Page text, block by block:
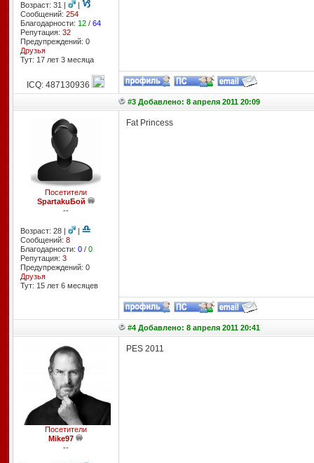
Возраст: 31 |
|
Сообщений: 254
Благодарности: 12/ 64
Репутация: 32
Предупреждений: 0
Друзья
Тут: 17 лет 3 месяцa
ICQ: 487130936
#3 Добавлено: 8 апреля 2011 20:09
Посетители
SpartakuБой
--
Возраст: 28 |
|
Сообщений: 8
Благодарности: 0/ 0
Репутация: 3
Предупреждений: 0
Друзья
Тут: 15 лет 6 месяцев
Fat Princess
#4 Добавлено: 8 апреля 2011 20:41
Посетители
Mike97
--
PES 2011